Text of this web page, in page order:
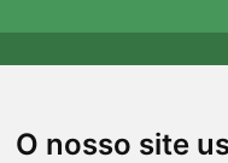
O nosso site
em qualquer